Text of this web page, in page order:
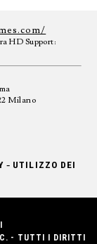
HD Support:
Milano
- UTILIZZO DEI
- TUTTI I DIRITTI